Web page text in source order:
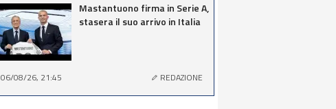
Mastantuono firma in Serie A,
stasera il suo arrivo in Italia
06/08/26, 21:45 REDAZIONE